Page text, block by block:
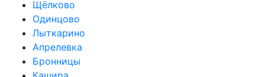
Щёлково
Одинцово
Лыткарино
Апрелевка
Бронницы